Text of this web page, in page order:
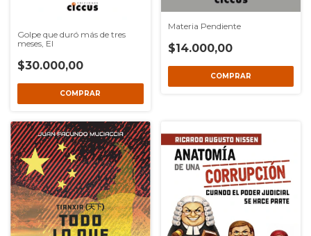
Golpe que duró más de tres
meses, El
$30.000,00
Materia Pendiente
$14.000,00